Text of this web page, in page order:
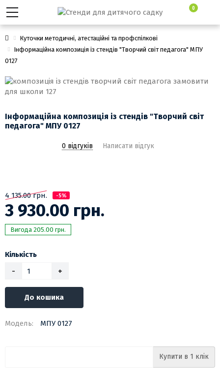
0
Куточки методичні, атестаційні та профспілкові
Інформаційна композиція із стендів "Творчий світ педагога" МПУ
0127
Інформаційна композиція із стендів "Творчий світ
педагога" МПУ 0127
0 відгуків Написати відгук
4 135.00 грн. -5%
3 930.00 грн.
Вигода 205.00 грн.
Кількість
-
+
До кошика
Модель: МПУ 0127
Купити в 1 клік